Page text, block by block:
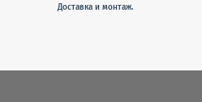
Доставка и монтаж.